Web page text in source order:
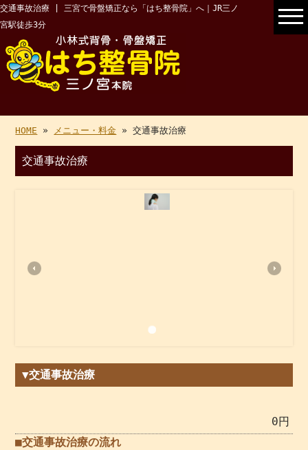
交通事故治療 | 三宮で骨盤矯正なら「はち整骨院」へ｜JR三ノ
宮駅徒歩3分
HOME » メニュー・料金 » 交通事故治療
交通事故治療
▼交通事故治療
0円
■交通事故治療の流れ